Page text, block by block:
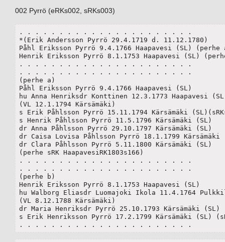
002 Pyrrö (eRKs002, sRKs003)
. . . . . . . . . . . . . . . . . . . . . .
*(Erik Andersson Pyrrö 29.4.1719 d. 11.12.1780)
Påhl Eriksson Pyrrö 9.4.1766 Haapavesi (SL) (perhe
Henrik Eriksson Pyrrö 8.1.1753 Haapavesi (SL)
. . . . . . . . . . . . . . . . . . . . . .
. . . . . . . . . . . . . . . . . . . . . .
(perhe a)
Påhl Eriksson Pyrrö 9.4.1766 Haapavesi (SL)
hu Anna Henriksdr Konttinen 12.3.1773 Haapavesi
(VL 12.1.1794 Kärsämäki)
s Erik Påhlsson Pyrrö 15.11.1794 Kärsämäki
s Henrik Påhlsson Pyrrö 11.5.1796 Kärsämäki (SL)
dr Anna Påhlsson Pyrrö 29.10.1797 Kärsämäki (SL)
dr Caisa Lovisa Påhlsson Pyrrö 18.1.1799 Kärsämäki
dr Clara Påhlsson Pyrrö 5.11.1800 Kärsämäki (SL)
(perhe sRK HaapavesiRK1803s166)
. . . . . . . . . . . . . . . . . . . . . .
. . . . . . . . . . . . . . . . . . . . . .
(perhe b)
Henrik Eriksson Pyrrö 8.1.1753 Haapavesi (SL)
hu Walborg Eliasdr Luomajoki Ikola 11.4.1764
(VL 8.12.1788 Kärsämäki)
dr Maria Henriksdr Pyrrö 25.10.1793 Kärsämäki (SL)
s Erik Henriksson Pyrrö 17.2.1799 Kärsämäki (SL)
. . . . . . . . . . . . . . . . . . . . . .